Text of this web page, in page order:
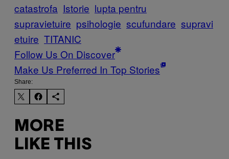
catastrofa Istorie lupta pentru
supravietuire psihologie scufundare supravi
etuire TITANIC
Follow Us On Discover
Make Us Preferred In Top Stories
Share:
MORE
LIKE THIS